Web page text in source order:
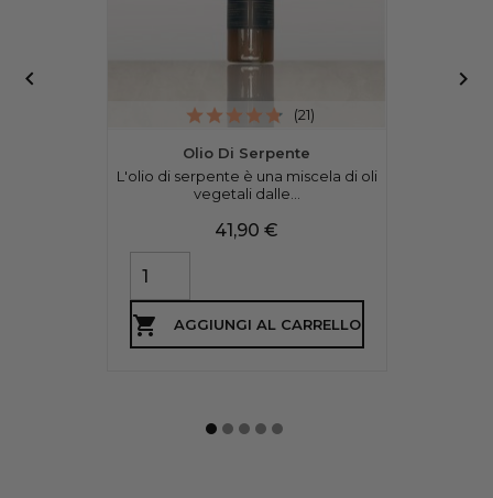
Olio Di Serpente
L'olio di serpente è una miscela di oli
vegetali dalle...
Prezzo
41,90 €
 AGGIUNGI AL CARRELLO
(21)
 